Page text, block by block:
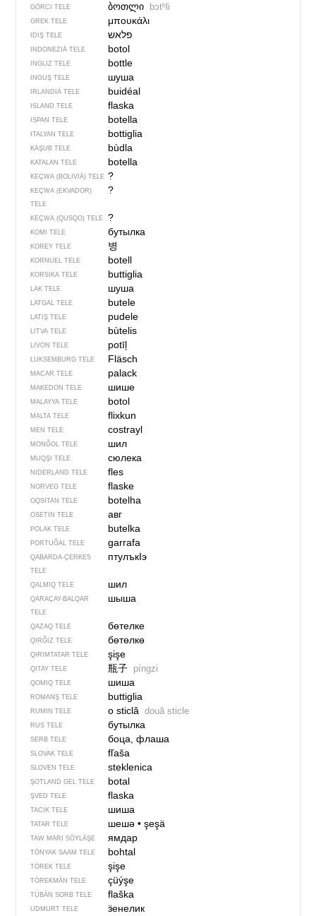
GÖRCI TELE ბოთლი bɔtʰli
GREK TELE μπουκάλι
IDIŞ TELE פלאש
INDONEZIÄ TELE botol
INGLIZ TELE bottle
INGUŞ TELE шуша
IRLANDIÄ TELE buidéal
ISLAND TELE flaska
ISPAN TELE botella
ITALYAN TELE bottiglia
KAŞUB TELE bùdla
KATALAN TELE botella
KEÇWA (BOLIVIÄ) TELE ?
KEÇWA (EKVADOR)
TELE
?
KEÇWA (QUSQO) TELE ?
KOMI TELE бутылка
KOREY TELE 병
KORNUEL TELE botell
KORSIKA TELE buttiglia
LAK TELE шуша
LATGAL TELE butele
LATIŞ TELE pudele
LITVA TELE bùtelis
LIVON TELE potīļ
LUKSEMBURG TELE Fläsch
MACAR TELE palack
MAKEDON TELE шише
MALAYYA TELE botol
MALTA TELE flixkun
MEN TELE costrayl
MONĞOL TELE шил
MUQŞI TELE сюлека
NIDERLAND TELE fles
NORVEG TELE flaske
OQSITAN TELE botelha
OSETIN TELE авг
POLAK TELE butelka
PORTUĞAL TELE garrafa
QABARDA-ÇERKES
TELE
птулъкIэ
QALMIQ TELE шил
QARAÇAY-BALQAR
TELE
шыша
QAZAQ TELE бөтелке
QIRĞIZ TELE бөтөлкө
QIRIMTATAR TELE şişe
QITAY TELE 瓶子 píngzi
QOMIQ TELE шиша
ROMANŞ TELE buttiglia
RUMIN TELE o sticlă două sticle
RUS TELE бутылка
SERB TELE боца, флаша
SLOVAK TELE fľaša
SLOVEN TELE steklenica
ŞOTLAND GEL TELE botal
ŞVED TELE flaska
TACIK TELE шиша
TATAR TELE шешә• şeşä
TAW MARI SÖYLÄŞE ямдар
TÖNYAK SAAM TELE bohtal
TÖREK TELE şişe
TÖREKMÄN TELE çüýşe
TÜBÄN SORB TELE flaška
UDMURT TELE ӟенелик